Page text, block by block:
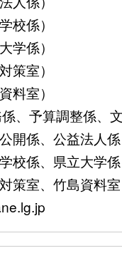
係）
係）
室）
室）
、予算調整係、
係、公益法人
係、県立大学
室、竹島資料